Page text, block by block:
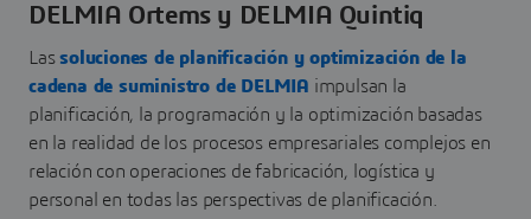
DELMIA Ortems y DELMIA Quintiq
Lassoluciones de planificación y optimización de la
cadena de suministro de DELMIA impulsan la
planificación, la programación y la optimización basadas
en la realidad de los procesos empresariales complejos en
relación con operaciones de fabricación, logística y
personal en todas las perspectivas de planificación.